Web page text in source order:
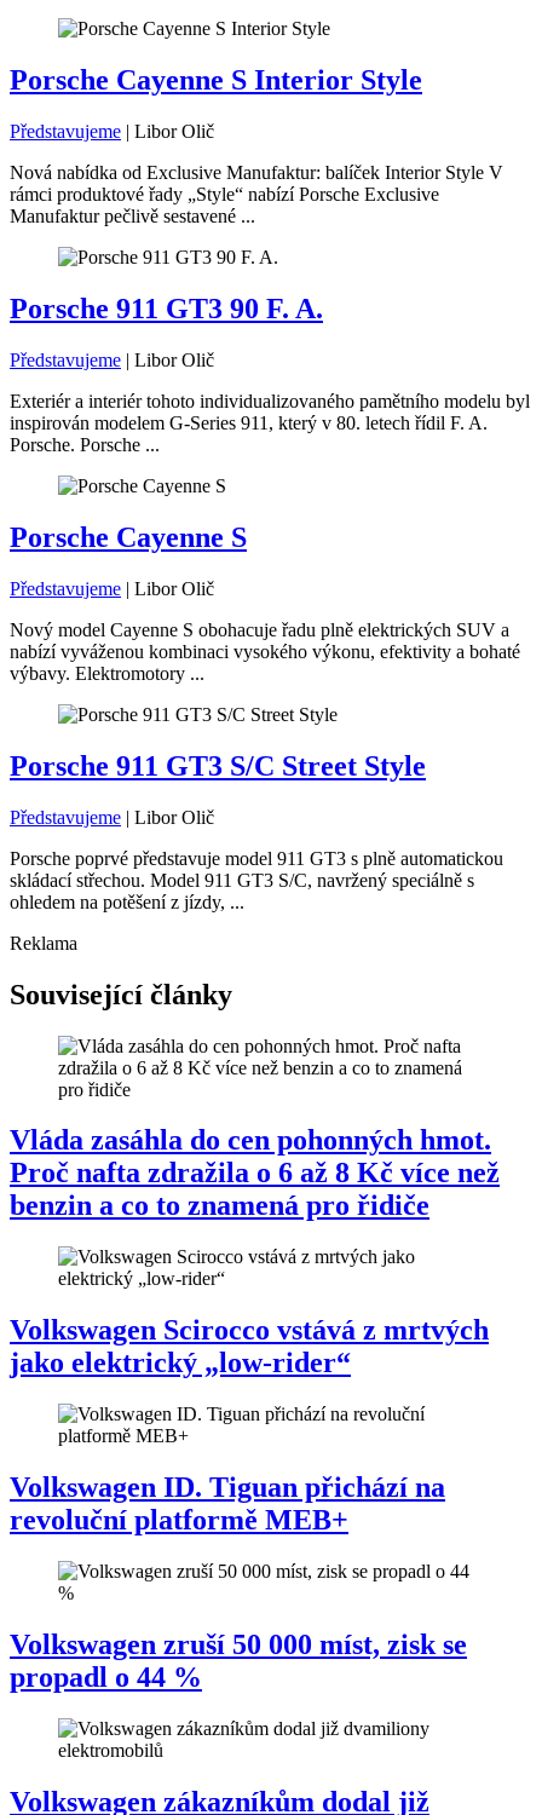
Porsche Cayenne S Interior Style
Představujeme | Libor Olič
Nová nabídka od Exclusive Manufaktur: balíček Interior Style V
rámci produktové řady „Style“ nabízí Porsche Exclusive
Manufaktur pečlivě sestavené ...
Porsche 911 GT3 90 F. A.
Představujeme | Libor Olič
Exteriér a interiér tohoto individualizovaného pamětního modelu byl
inspirován modelem G-Series 911, který v 80. letech řídil F. A.
Porsche. Porsche ...
Porsche Cayenne S
Představujeme | Libor Olič
Nový model Cayenne S obohacuje řadu plně elektrických SUV a
nabízí vyváženou kombinaci vysokého výkonu, efektivity a bohaté
výbavy. Elektromotory ...
Porsche 911 GT3 S/C Street Style
Představujeme | Libor Olič
Porsche poprvé představuje model 911 GT3 s plně automatickou
skládací střechou. Model 911 GT3 S/C, navržený speciálně s
ohledem na potěšení z jízdy, ...
Reklama
Související články
Vláda zasáhla do cen pohonných hmot.
Proč nafta zdražila o 6 až 8 Kč více než
benzin a co to znamená pro řidiče
Volkswagen Scirocco vstává z mrtvých
jako elektrický „low-rider“
Volkswagen ID. Tiguan přichází na
revoluční platformě MEB+
Volkswagen zruší 50 000 míst, zisk se
propadl o 44 %
Volkswagen zákazníkům dodal již